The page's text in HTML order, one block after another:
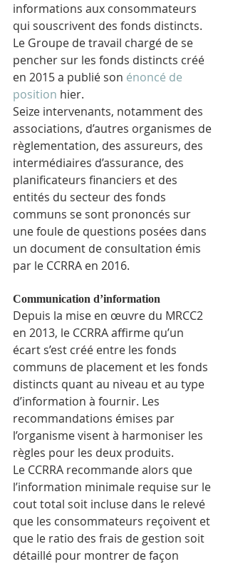
informations aux consommateurs
qui souscrivent des fonds distincts.
Le Groupe de travail chargé de se
pencher sur les fonds distincts créé
en 2015 a publié son énoncé de
position hier.
Seize intervenants, notamment des
associations, d’autres organismes de
règlementation, des assureurs, des
intermédiaires d’assurance, des
planificateurs financiers et des
entités du secteur des fonds
communs se sont prononcés sur
une foule de questions posées dans
un document de consultation émis
par le CCRRA en 2016.
Communication d’information
Depuis la mise en œuvre du MRCC2
en 2013, le CCRRA affirme qu’un
écart s’est créé entre les fonds
communs de placement et les fonds
distincts quant au niveau et au type
d’information à fournir. Les
recommandations émises par
l’organisme visent à harmoniser les
règles pour les deux produits.
Le CCRRA recommande alors que
l’information minimale requise sur le
cout total soit incluse dans le relevé
que les consommateurs reçoivent et
que le ratio des frais de gestion soit
détaillé pour montrer de façon